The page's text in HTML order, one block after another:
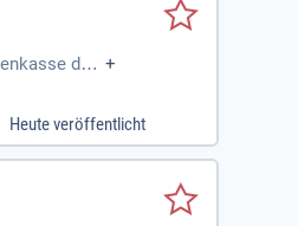
dur +
Heute veröffentlicht